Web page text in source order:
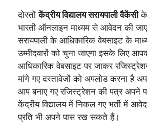
दोस्तोंकेंद्रीय विद्यालय सरायपाली वैकेंसीके
भारती ऑनलाइन माध्यम से आवेदन की
सरायपाली के आधिकारिक वेबसाइट के
उम्मीदवारों को चुना जाएगा इसके लिए
आधिकारिक वेबसाइट पर जाकर
मांगे गए दस्तावेजों को अपलोड करना है
आप बनाए गए रजिस्ट्रेशन की पत्र अपने
केंद्रीय विद्यालय में निकल गए भर्ती में
प्रति भी अपने पास रख सकते हैं।